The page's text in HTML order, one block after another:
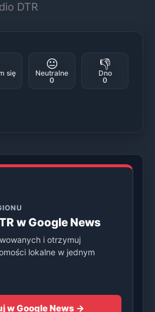
DTR
się
😐
Neutralne
0
👎
Dno
0
w Google News
i otrzymuj
lokalne w jednym
w Google News →